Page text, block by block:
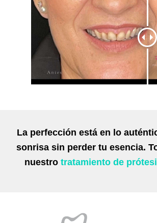
La perfección está en lo
sonrisa sin perder tu esencia.
nuestro tratamiento de